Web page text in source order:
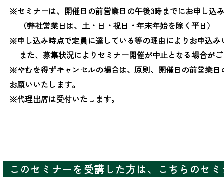
※セミナーは、開催日の前営業日の午後3時までにお申し込み
（弊社営業日は、土・日・祝日・年末年始を除く平日）
※申し込み時点で定員に達している等の理由によりお申込み
また、募集状況によりセミナー開催が中止となる場合がご
※やむを得ずキャンセルの場合は、原則、開催日の前営業
お願いいたします。
※代理出席は受付いたします。
このセミナーを受講した方は、こちらのセ